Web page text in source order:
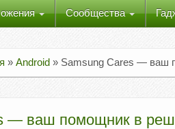
Сообщества
» Android » Samsung Cares — ваш
— ваш помощник в